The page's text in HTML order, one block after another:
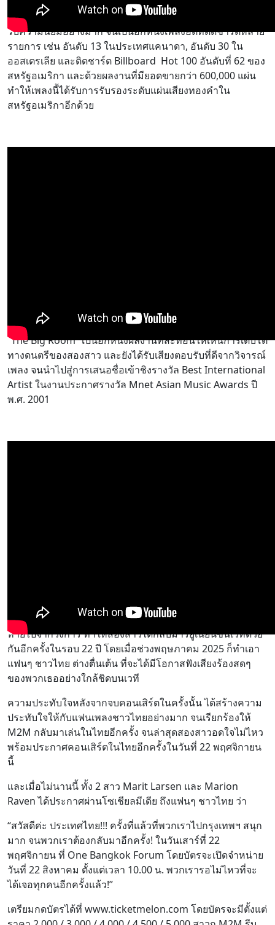
ต่อมาเพลง “Mirror Mirror” เพลงที่มีจังหวะสนุกสนาน และได้
รับความนิยมอย่างมาก จนเป็นอีกหนึ่งเพลงฮิตที่ติดชาร์ตหลาย
รายการ เช่น อันดับ 13 ในประเทศแคนาดา, อันดับ 30 ใน
ออสเตรเลีย และติดชาร์ต Billboard Hot 100 อันดับที่ 62 ของ
สหรัฐอเมริกา และด้วยผลงานที่มียอดขายกว่า 600,000 แผ่น
ทำให้เพลงนี้ได้รับการรับรองระดับแผ่นเสียงทองคำใน
สหรัฐอเมริกาอีกด้วย
อีกหนึ่งผลงานเพลง อย่าง“Everything”
“The Big Room” เป็นอีกหนึ่งผลงานที่สะท้อนให้เห็นการเติบโต
ทางดนตรีของสองสาว และยังได้รับเสียงตอบรับที่ดีจากวิจารณ์
เพลง จนนำไปสู่การเสนอชื่อเข้าชิงรางวัล Best International
Artist ในงานประกาศรางวัล Mnet Asian Music Awards ปี
พ.ศ. 2001
ความทรงจำจากเสียงที่ยังทรงคุณค่าของพวกเธอ หลังจากห่าง
หายไปจากวงการ ทำให้สองสาวได้กลับมารียูเนี่ยนขึ้นเวทีด้วย
กันอีกครั้งในรอบ 22 ปี โดยเมื่อช่วงพฤษภาคม 2025 ก็ทำเอา
แฟนๆ ชาวไทย ต่างตื่นเต้น ที่จะได้มีโอกาสฟังเสียงร้องสดๆ
ของพวกเธออย่างใกล้ชิดบนเวที
ความประทับใจหลังจากจบคอนเสิร์ตในครั้งนั้น ได้สร้างความ
ประทับใจให้กับแฟนเพลงชาวไทยอย่างมาก จนเรียกร้องให้
M2M กลับมาเล่นในไทยอีกครั้ง จนล่าสุดสองสาวอดใจไม่ไหว
พร้อมประกาศคอนเสิร์ตในไทยอีกครั้งในวันที่ 22 พฤศจิกายน
นี้
และเมื่อไม่นานนี้ ทั้ง 2 สาว Marit Larsen และ Marion
Raven ได้ประกาศผ่านโซเชียลมีเดีย ถึงแฟนๆ ชาวไทย ว่า
“สวัสดีค่ะ ประเทศไทย!!! ครั้งที่แล้วที่พวกเราไปกรุงเทพฯ สนุก
มาก จนพวกเราต้องกลับมาอีกครั้ง! ในวันเสาร์ที่ 22
พฤศจิกายน ที่ One Bangkok Forum โดยบัตรจะเปิดจำหน่าย
วันที่ 22 สิงหาคม ตั้งแต่เวลา 10.00 น. พวกเรารอไม่ไหวที่จะ
ได้เจอทุกคนอีกครั้งแล้ว!”
เตรียมกดบัตรได้ที่ www.ticketmelon.com โดยบัตรจะมีตั้งแต่